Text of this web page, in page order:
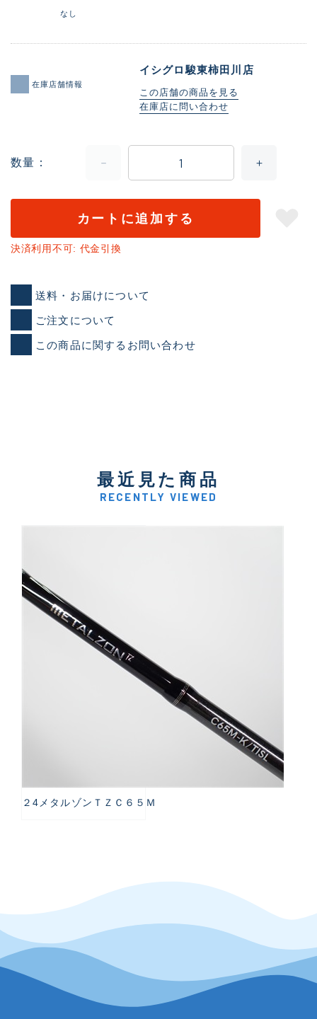
なし
在庫店舗情報
イシグロ駿東柿田川店
この店舗の商品を見る
在庫店に問い合わせ
数量
カートに追加する
決済利用不可: 代金引換
送料・お届けについて
ご注文について
この商品に関するお問い合わせ
最近見た商品
RECENTLY VIEWED
２4メタルゾンＴＺＣ６５Ｍ